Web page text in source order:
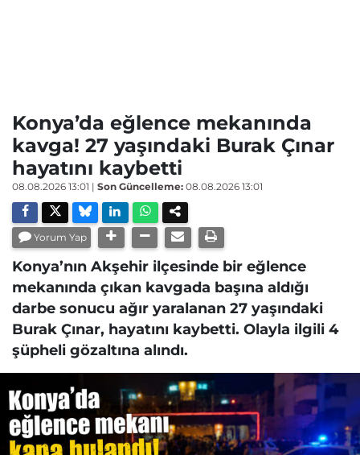
Konya’da eğlence mekanında
kavga! 27 yaşındaki Burak Çınar
hayatını kaybetti
08.08.2026 13:01 | Son Güncelleme: 08.08.2026 13:01
Yorum Yap
Konya’nın Akşehir ilçesinde bir eğlence
mekanında çıkan kavgada başına aldığı
darbe sonucu ağır yaralanan 27 yaşındaki
Burak Çınar, hayatını kaybetti. Olayla ilgili 4
şüpheli gözaltına alındı.